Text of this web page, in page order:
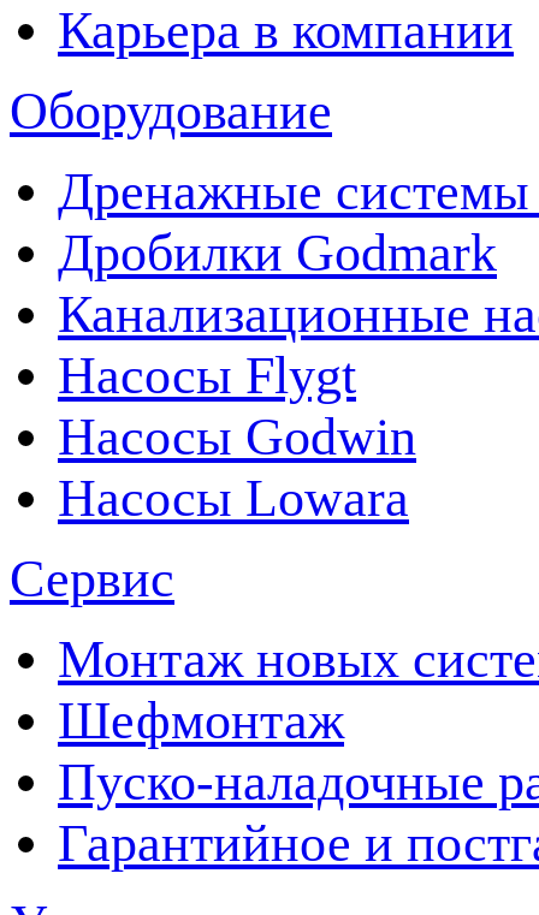
Карьера в компании
Оборудование
Дренажные системы
Дробилки Godmark
Канализационные
Насосы Flygt
Насосы Godwin
Насосы Lowara
Сервис
Монтаж новых
Шефмонтаж
Пуско-наладочные
Гарантийное и